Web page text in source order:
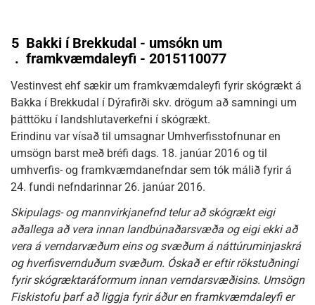
5
.
Bakki í Brekkudal - umsókn um
framkvæmdaleyfi - 2015110077
Vestinvest ehf sækir um framkvæmdaleyfi fyrir skógrækt á
Bakka í Brekkudal í Dýrafirði skv. drögum að samningi um
þátttöku í landshlutaverkefni í skógrækt.
Erindinu var vísað til umsagnar Umhverfisstofnunar en
umsögn barst með bréfi dags. 18. janúar 2016 og til
umhverfis- og framkvæmdanefndar sem tók málið fyrir á
24. fundi nefndarinnar 26. janúar 2016.
Skipulags- og mannvirkjanefnd telur að skógrækt eigi
aðallega að vera innan landbúnaðarsvæða og eigi ekki að
vera á verndarvæðum eins og svæðum á náttúruminjaskrá
og hverfisvernduðum svæðum. Óskað er eftir rökstuðningi
fyrir skógræktaráformum innan verndarsvæðisins. Umsögn
Fiskistofu þarf að liggja fyrir áður en framkvæmdaleyfi er